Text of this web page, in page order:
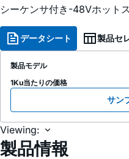
シーケンサ付き-48Vホット
データシート 製品セ
製品モデル
1Ku当たりの価格
サン
Viewing:
製品情報